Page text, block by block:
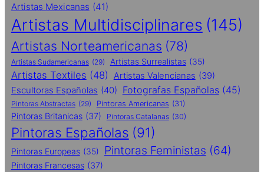
Artistas Mexicanas (41)
Artistas Multidisciplinares (145)
Artistas Norteamericanas (78)
Artistas Sudamericanas (29) Artistas Surrealistas (35)
Artistas Textiles (48) Artistas Valencianas (39)
Escultoras Españolas (40) Fotografas Españolas (45)
Pintoras Abstractas (29) Pintoras Americanas (31)
Pintoras Britanicas (37) Pintoras Catalanas (30)
Pintoras Españolas (91)
Pintoras Europeas (35) Pintoras Feministas (64)
Pintoras Francesas (37)